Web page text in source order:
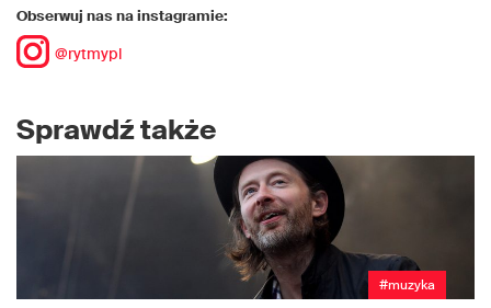
Obserwuj nas na instagramie:
@rytmypl
Sprawdź także
#muzyka